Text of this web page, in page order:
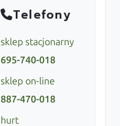
Telefony
sklep stacjonarny
695-740-018
sklep on-line
887-470-018
hurt